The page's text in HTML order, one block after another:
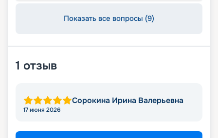
Показать все вопросы (9)
1 отзыв
Сорокина Ирина Валерьевна
17 июня 2026